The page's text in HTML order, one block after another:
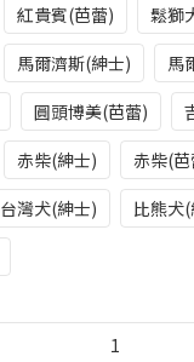
紅貴賓(芭蕾)
鬆獅
馬爾濟斯(紳士)
馬
圓頭博美(芭蕾)
赤柴(紳士) 赤柴(芭
台灣犬(紳士)
比熊犬